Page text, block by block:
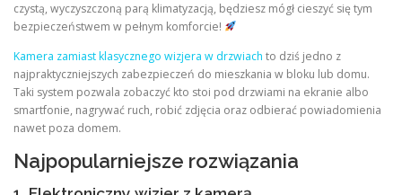
czystą, wyczyszczoną parą klimatyzacją, będziesz mógł cieszyć się tym
bezpieczeństwem w pełnym komforcie!
Kamera zamiast klasycznego wizjera w drzwiach to dziś jedno z
najpraktyczniejszych zabezpieczeń do mieszkania w bloku lub domu.
Taki system pozwala zobaczyć kto stoi pod drzwiami na ekranie albo
smartfonie, nagrywać ruch, robić zdjęcia oraz odbierać powiadomienia
nawet poza domem.
Najpopularniejsze rozwiązania